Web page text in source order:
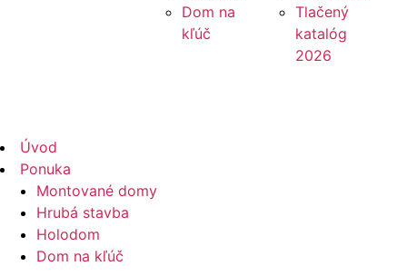
Dom na
kľúč
Tlačený
katalóg
2026
Úvod
Ponuka
Montované domy
Hrubá stavba
Holodom
Dom na kľúč